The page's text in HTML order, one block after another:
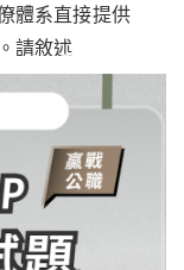
體系直接提供
請敘述